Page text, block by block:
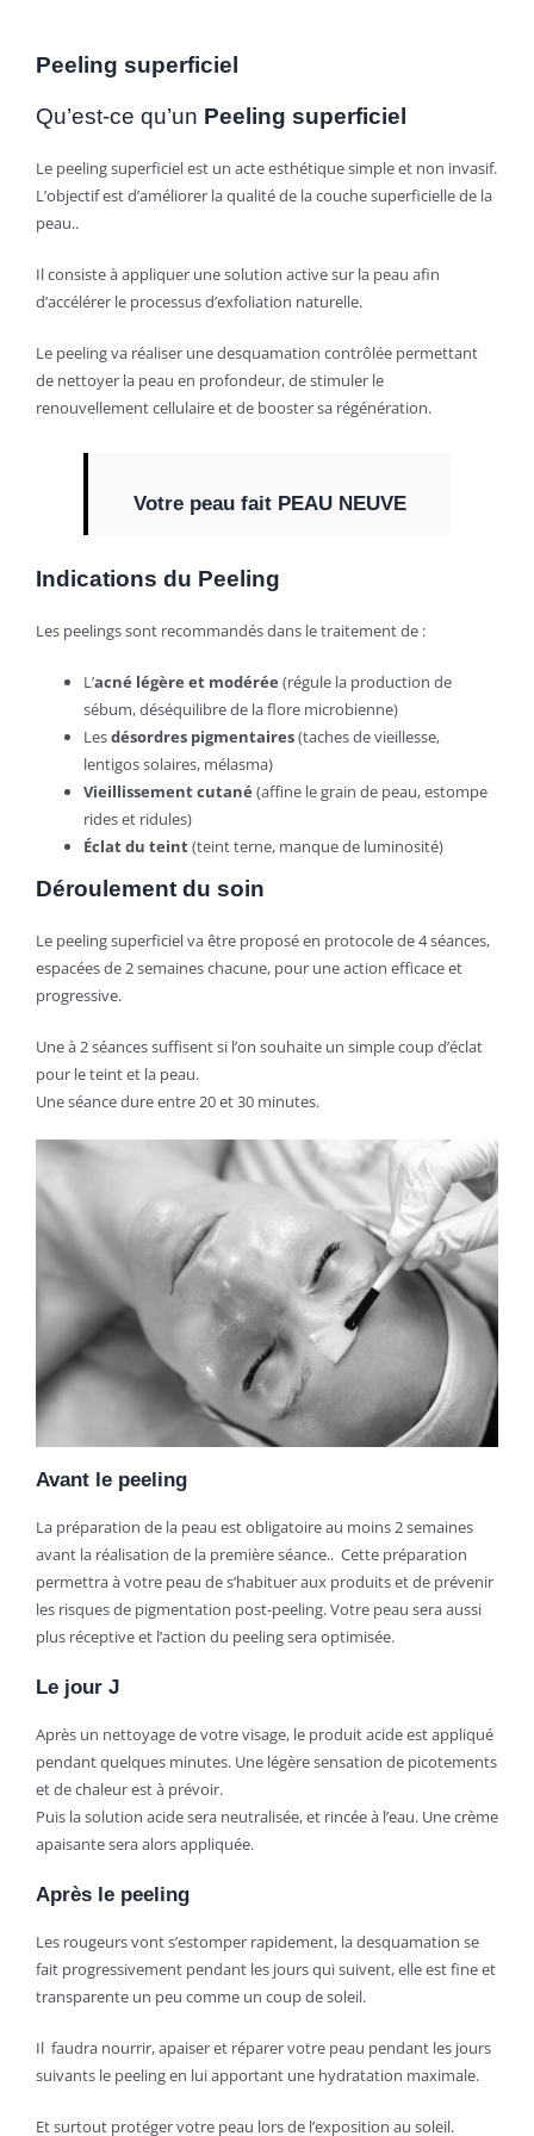
Peeling superficiel
Qu’est-ce qu’un Peeling superficiel
Le peeling superficiel est un acte esthétique simple et non invasif.
L’objectif est d’améliorer la qualité de la couche superficielle de la
peau..
Il consiste à appliquer une solution active sur la peau afin
d’accélérer le processus d’exfoliation naturelle.
Le peeling va réaliser une desquamation contrôlée permettant
de nettoyer la peau en profondeur, de stimuler le
renouvellement cellulaire et de booster sa régénération.
Votre peau fait PEAU NEUVE
Indications du Peeling
Les peelings sont recommandés dans le traitement de :
L’acné légère et modérée (régule la production de
sébum, déséquilibre de la flore microbienne)
Lesdésordres pigmentaires(taches de vieillesse,
lentigos solaires, mélasma)
Vieillissement cutané (affine le grain de peau, estompe
rides et ridules)
Éclat du teint(teint terne, manque de luminosité)
Déroulement du soin
Le peeling superficiel va être proposé en protocole de 4 séances,
espacées de 2 semaines chacune, pour une action efficace et
progressive.
Une à 2 séances suffisent si l’on souhaite un simple coup d’éclat
pour le teint et la peau.
Une séance dure entre 20 et 30 minutes.
Avant le peeling
La préparation de la peau est obligatoire au moins 2 semaines
avant la réalisation de la première séance.. Cette préparation
permettra à votre peau de s’habituer aux produits et de prévenir
les risques de pigmentation post-peeling. Votre peau sera aussi
plus réceptive et l’action du peeling sera optimisée.
Le jour J
Après un nettoyage de votre visage, le produit acide est appliqué
pendant quelques minutes. Une légère sensation de picotements
et de chaleur est à prévoir.
Puis la solution acide sera neutralisée, et rincée à l’eau. Une crème
apaisante sera alors appliquée.
Après le peeling
Les rougeurs vont s’estomper rapidement, la desquamation se
fait progressivement pendant les jours qui suivent, elle est fine et
transparente un peu comme un coup de soleil.
Il faudra nourrir, apaiser et réparer votre peau pendant les jours
suivants le peeling en lui apportant une hydratation maximale.
Et surtout protéger votre peau lors de l’exposition au soleil.